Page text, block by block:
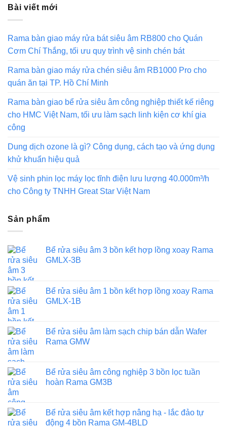
Bài viết mới
Rama bàn giao máy rửa bát siêu âm RB800 cho Quán
Cơm Chí Thắng, tối ưu quy trình vệ sinh chén bát
Rama bàn giao máy rửa chén siêu âm RB1000 Pro cho
quán ăn tại TP. Hồ Chí Minh
Rama bàn giao bể rửa siêu âm công nghiệp thiết kế riêng
cho HMC Việt Nam, tối ưu làm sạch linh kiện cơ khí gia
công
Dung dịch ozone là gì? Công dụng, cách tạo và ứng dụng
khử khuẩn hiệu quả
Vệ sinh phin lọc máy lọc tĩnh điện lưu lượng 40.000m³/h
cho Công ty TNHH Great Star Việt Nam
Sản phẩm
Bể rửa siêu âm 3 bồn kết hợp lồng xoay Rama
GMLX-3B
Bể rửa siêu âm 1 bồn kết hợp lồng xoay Rama
GMLX-1B
Bể rửa siêu âm làm sạch chip bán dẫn Wafer
Rama GMW
Bể rửa siêu âm công nghiệp 3 bồn lọc tuần
hoàn Rama GM3B
Bể rửa siêu âm kết hợp nâng hạ - lắc đảo tự
động 4 bồn Rama GM-4BLD